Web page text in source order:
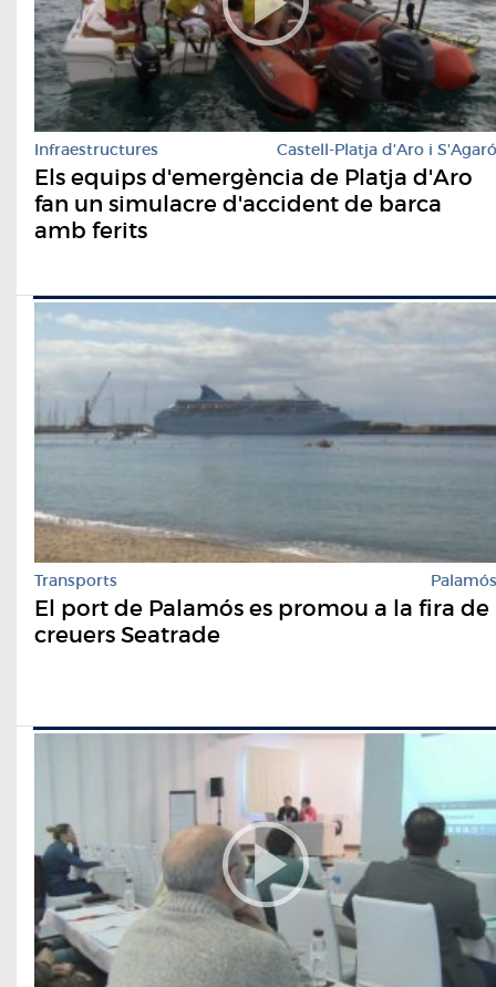
Infraestructures Castell-Platja d'Aro i S'Agaró
Els equips d'emergència de Platja d'Aro
fan un simulacre d'accident de barca
amb ferits
Transports Palamós
El port de Palamós es promou a la fira de
creuers Seatrade